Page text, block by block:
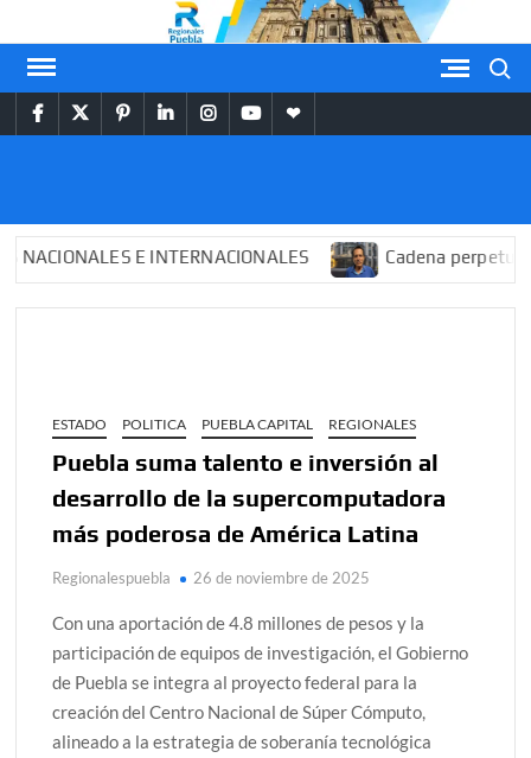
al
contenido
facebooktwitterpinterest
linkedininstagram
youtubethemespiral
PUEBLA
E INTERNACIONALES Cadena perpetua para
ESTADO POLITICA PUEBLA CAPITAL REGIONALES
Puebla suma talento e inversión al
desarrollo de la supercomputadora
más poderosa de América Latina
Regionalespuebla 26 de noviembre de 2025
Con una aportación de 4.8 millones de pesos y la
participación de equipos de investigación, el Gobierno
de Puebla se integra al proyecto federal para la
creación del Centro Nacional de Súper Cómputo,
alineado a la estrategia de soberanía tecnológica